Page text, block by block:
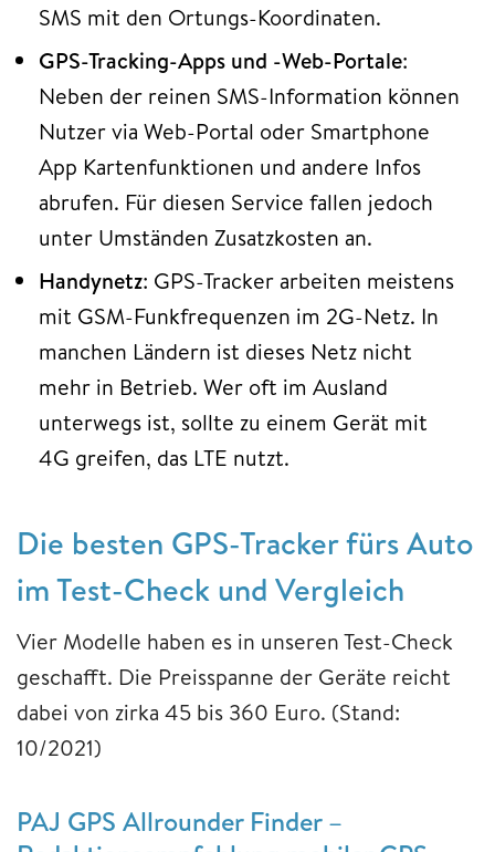
SMS mit den Ortungs-Koordinaten.
GPS-Tracking-Apps und -Web-Portale:
Neben der reinen SMS-Information können
Nutzer via Web-Portal oder Smartphone
App Kartenfunktionen und andere Infos
abrufen. Für diesen Service fallen jedoch
unter Umständen Zusatzkosten an.
Handynetz: GPS-Tracker arbeiten meistens
mit GSM-Funkfrequenzen im 2G-Netz. In
manchen Ländern ist dieses Netz nicht
mehr in Betrieb. Wer oft im Ausland
unterwegs ist, sollte zu einem Gerät mit
4G greifen, das LTE nutzt.
Die besten GPS-Tracker fürs Auto
im Test-Check und Vergleich
Vier Modelle haben es in unseren Test-Check
geschafft. Die Preisspanne der Geräte reicht
dabei von zirka 45 bis 360 Euro. (Stand:
10/2021)
PAJ GPS Allrounder Finder –